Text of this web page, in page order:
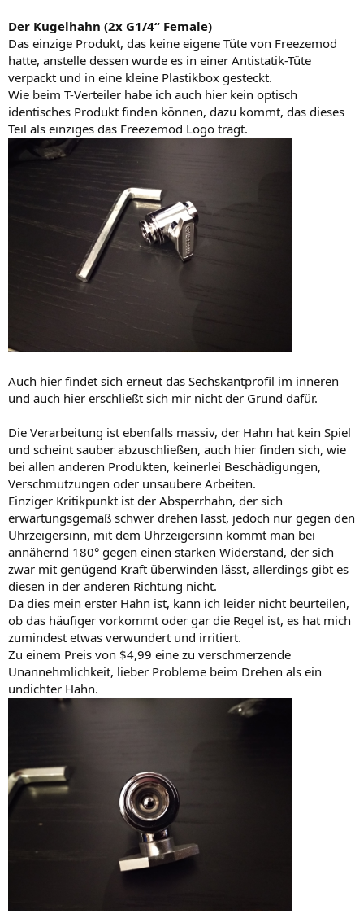
Der Kugelhahn (2x G1/4“ Female)
Das einzige Produkt, das keine eigene Tüte von Freezemod
hatte, anstelle dessen wurde es in einer Antistatik-Tüte
verpackt und in eine kleine Plastikbox gesteckt.
Wie beim T-Verteiler habe ich auch hier kein optisch
identisches Produkt finden können, dazu kommt, das dieses
Teil als einziges das Freezemod Logo trägt.
Auch hier findet sich erneut das Sechskantprofil im inneren
und auch hier erschließt sich mir nicht der Grund dafür.
Die Verarbeitung ist ebenfalls massiv, der Hahn hat kein Spiel
und scheint sauber abzuschließen, auch hier finden sich, wie
bei allen anderen Produkten, keinerlei Beschädigungen,
Verschmutzungen oder unsaubere Arbeiten.
Einziger Kritikpunkt ist der Absperrhahn, der sich
erwartungsgemäß schwer drehen lässt, jedoch nur gegen den
Uhrzeigersinn, mit dem Uhrzeigersinn kommt man bei
annähernd 180° gegen einen starken Widerstand, der sich
zwar mit genügend Kraft überwinden lässt, allerdings gibt es
diesen in der anderen Richtung nicht.
Da dies mein erster Hahn ist, kann ich leider nicht beurteilen,
ob das häufiger vorkommt oder gar die Regel ist, es hat mich
zumindest etwas verwundert und irritiert.
Zu einem Preis von $4,99 eine zu verschmerzende
Unannehmlichkeit, lieber Probleme beim Drehen als ein
undichter Hahn.